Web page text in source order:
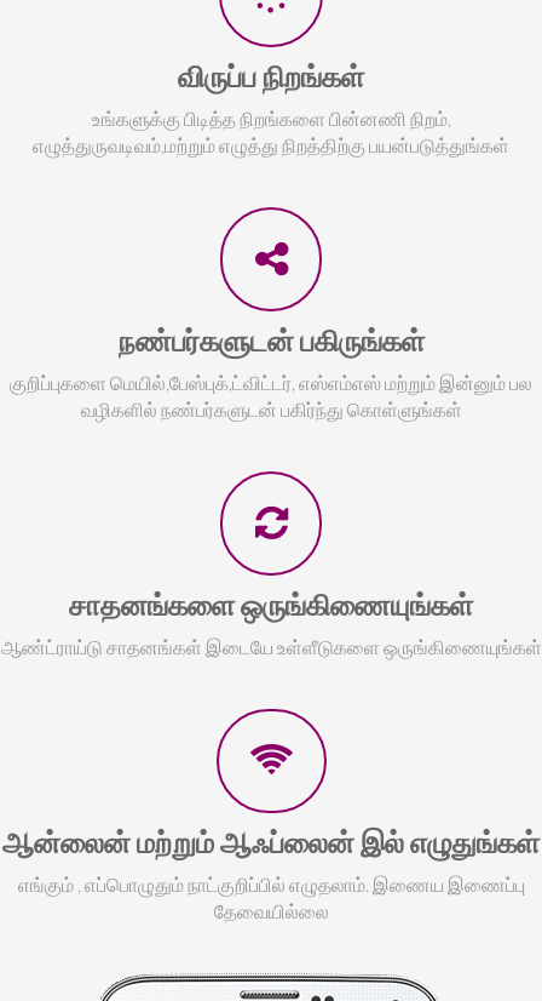
விருப்ப நிறங்கள்
உங்களுக்கு பிடித்த நிறங்களை பின்னணி நிறம்,
எழுத்துருவடிவம்,மற்றும் எழுத்து நிறத்திற்கு பயன்படுத்துங்கள்
நண்பர்களுடன் பகிருங்கள்
குறிப்புகளை மெயில்,பேஸ்புக்,ட்விட்டர், எஸ்எம்எஸ் மற்றும் இன்னும் பல
வழிகளில் நண்பர்களுடன் பகிர்ந்து கொள்ளுங்கள்
சாதனங்களை ஒருங்கிணையுங்கள்
ஆண்ட்ராய்டு சாதனங்கள் இடையே உள்ளீடுகளை ஒருங்கிணையுங்கள்
ஆன்லைன் மற்றும் ஆஃப்லைன் இல் எழுதுங்கள்
எங்கும் , எப்பொழுதும் நாட்குறிப்பில் எழுதலாம். இணைய இணைப்பு
தேவையில்லை